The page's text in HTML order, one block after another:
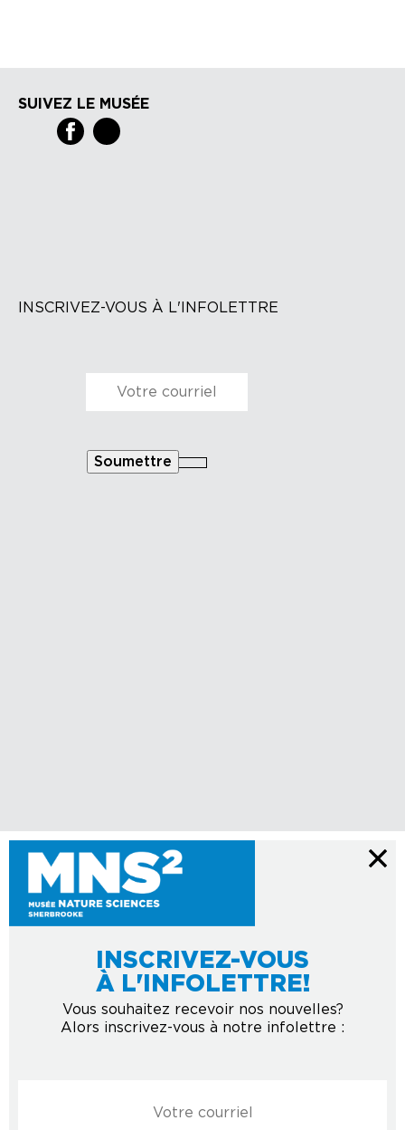
INSCRIVEZ-VOUS
À L'INFOLETTRE!
Vous souhaitez recevoir nos nouvelles?
Alors inscrivez-vous à notre infolettre :
SUIVEZ LE MUSÉE
INSCRIVEZ-VOUS À L'INFOLETTRE
Courriel *
Soumettre